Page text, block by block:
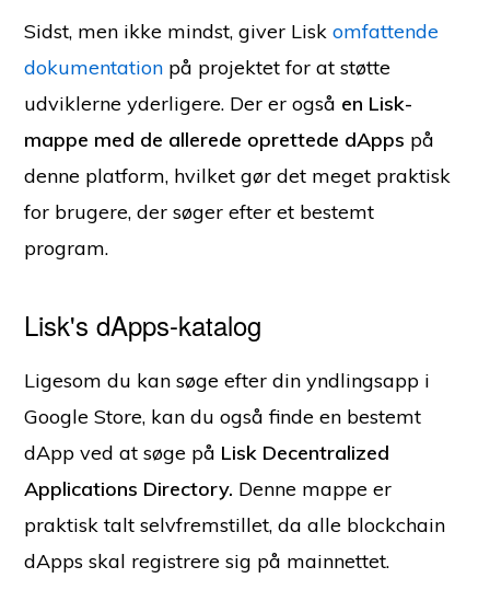
Sidst, men ikke mindst, giver Liskomfattende
dokumentation på projektet for at støtte
udviklerne yderligere. Der er også en Lisk-
mappe med de allerede oprettede dApps på
denne platform, hvilket gør det meget praktisk
for brugere, der søger efter et bestemt
program.
Lisk's dApps-katalog
Ligesom du kan søge efter din yndlingsapp i
Google Store, kan du også finde en bestemt
dApp ved at søge på Lisk Decentralized
Applications Directory. Denne mappe er
praktisk talt selvfremstillet, da alle blockchain
dApps skal registrere sig på mainnettet.